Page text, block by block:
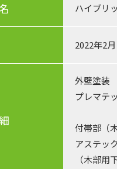
ハイブリ
2022年2月
外壁塗装
プレマ
付帯部（木
アステッ
（木部用